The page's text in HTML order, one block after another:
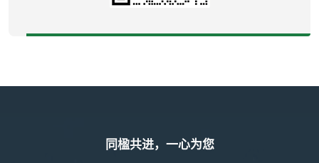
同楹共进，一心为您